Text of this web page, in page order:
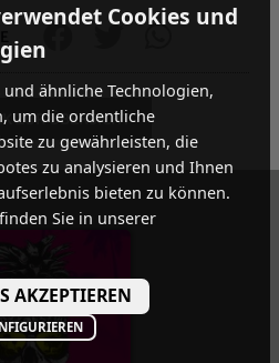
ZUR ÜBERSICHT
Cookies und
ähnliche Technologien,
um die ordentliche
zu gewährleisten, die
zu analysieren und Ihnen
bieten zu können.
Sie in unserer
AKZEPTIEREN